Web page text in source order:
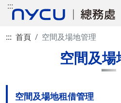
:::
::: 首頁 空間及場地管理
空間及場
空間及場地租借管理